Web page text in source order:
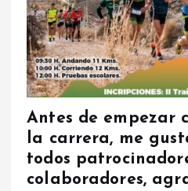
Antes de empezar
la carrera, me
todos
colaboradores,